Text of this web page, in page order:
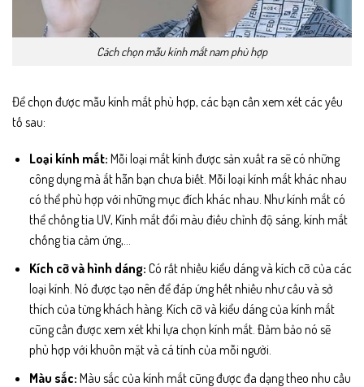
Cách chọn mẫu kính mắt nam phù hợp
Để chọn được mẫu kính mắt phù hợp, các bạn cần xem xét các yếu
tố sau:
Loại kính mắt: Mỗi loại mắt kính được sản xuất ra sẽ có những
công dụng mà ắt hẵn bạn chưa biết. Mỗi loại kính mắt khác nhau
có thể phù hợp với những mục đích khác nhau. Như kính mắt có
thể chống tia UV, Kính mắt đổi màu điều chỉnh độ sáng, kính mắt
chống tia cảm ứng,…
Kích cỡ và hình dáng: Có rất nhiều kiểu dáng và kích cỡ của các
loại kính. Nó được tạo nên để đáp ứng hết nhiều như cầu và sở
thích của từng khách hàng. Kích cỡ và kiểu dáng của kính mắt
cũng cần được xem xét khi lựa chọn kính mắt. Đảm bảo nó sẽ
phù hợp với khuôn mặt và cá tính của mỗi người.
Màu sắc: Màu sắc của kính mắt cũng được đa dạng theo nhu cầu